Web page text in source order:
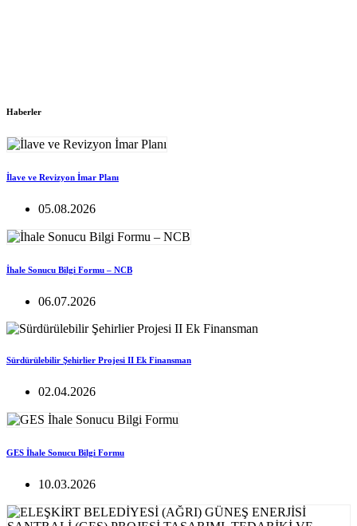
Haberler
İlave ve Revizyon İmar Planı
05.08.2026
İhale Sonucu Bilgi Formu – NCB
06.07.2026
Sürdürülebilir Şehirlier Projesi II Ek Finansman
02.04.2026
GES İhale Sonucu Bilgi Formu
10.03.2026